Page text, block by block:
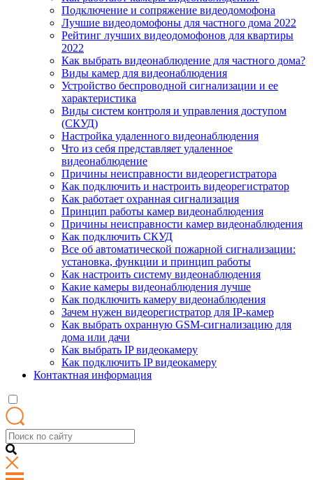
Подключение и сопряжение видеодомофона
Лучшие видеодомофоны для частного дома 2022
Рейтинг лучших видеодомофонов для квартиры
2022
Как выбрать видеонаблюдение для частного дома?
Виды камер для видеонаблюдения
Устройство беспроводной сигнализации и ее
характеристика
Виды систем контроля и управления доступом
(СКУД)
Настройка удаленного видеонаблюдения
Что из себя представляет удаленное
видеонаблюдение
Причины неисправности видеорегистратора
Как подключить и настроить видеорегистратор
Как работает охранная сигнализация
Принцип работы камер видеонаблюдения
Причины неисправности камер видеонаблюдения
Как подключить СКУД
Все об автоматической пожарной сигнализации:
установка, функции и принцип работы
Как настроить систему видеонаблюдения
Какие камеры видеонаблюдения лучше
Как подключить камеру видеонаблюдения
Зачем нужен видеорегистратор для IP-камер
Как выбрать охранную GSM-сигнализацию для
дома или дачи
Как выбрать IP видеокамеру
Как подключить IP видеокамеру
Контактная информация